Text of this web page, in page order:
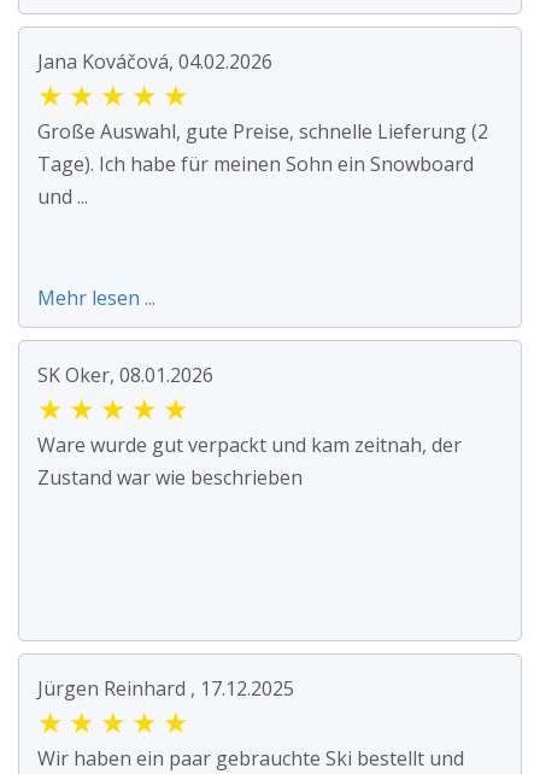
Jana Kováčová, 04.02.2026
★ ★ ★ ★ ★
Große Auswahl, gute Preise, schnelle Lieferung (2
Tage). Ich habe für meinen Sohn ein Snowboard
und ...
Mehr lesen ...
SK Oker, 08.01.2026
★ ★ ★ ★ ★
Ware wurde gut verpackt und kam zeitnah, der
Zustand war wie beschrieben
Jürgen Reinhard , 17.12.2025
★ ★ ★ ★ ★
Wir haben ein paar gebrauchte Ski bestellt und